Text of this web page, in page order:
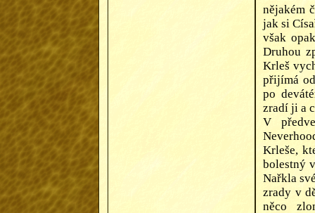
nějakém
jak si
však
Druhou
Krleš
přijímá
po
zradí ji a
V
Krleše,
bolestný
Nařkla
zrady v
něco